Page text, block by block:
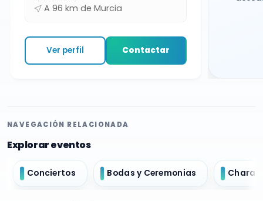
A 96 km de Murcia
Ver perfil Contactar
NAVEGACIÓN RELACIONADA
Explorar eventos
Conciertos Bodas y Ceremonias